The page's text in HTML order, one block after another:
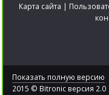
Карта сайта |
Показать полную версию
2015 © Bitronic версия 2.0